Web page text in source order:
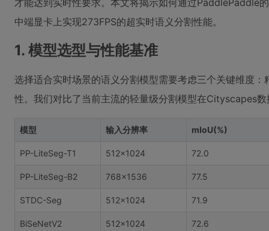
才能达到实时性要求。本文将揭示如何通过PaddlePaddle
中端显卡上实现273FPS的超实时语义分割性能。
1. 模型选型与性能基准
选择适合实时场景的语义分割模型需要考虑三个关键维度
性。我们对比了当前主流的轻量级分割模型在Cityscapes
模型 输入分辨率 mIoU(%)
PP-LiteSeg-T1 512×1024 72.0
PP-LiteSeg-B2 768×1536 77.5
STDC-Seg 512×1024 71.9
BiSeNetV2 512×1024 72.6